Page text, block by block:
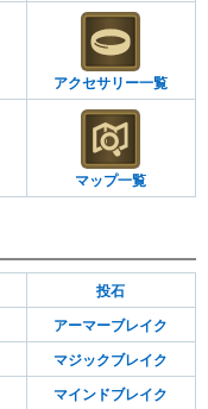
アクセサリー一覧
マップ一覧
投石
アーマーブレイク
マジックブレイク
マインドブレイク